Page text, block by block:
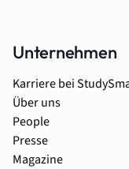
Unternehmen
Karriere bei
Über uns
People
Presse
Magazine